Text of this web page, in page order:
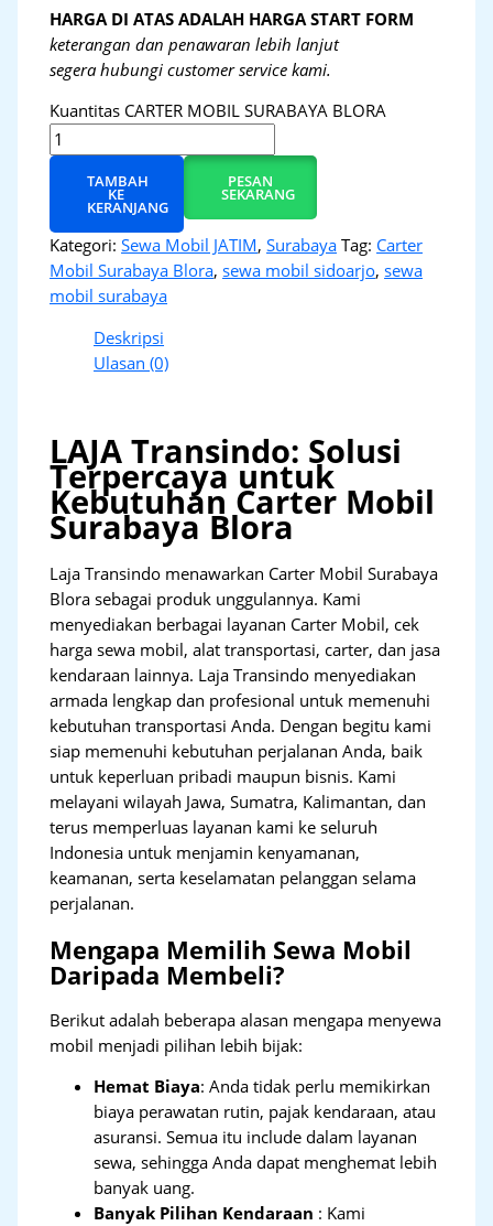
HARGA DI ATAS ADALAH HARGA START FORM
keterangan dan penawaran lebih lanjut
segera hubungi customer service kami.
Kuantitas CARTER MOBIL SURABAYA BLORA
TAMBAH
KE
KERANJANG
PESAN
SEKARANG
Kategori:Sewa Mobil JATIM,Surabaya Tag: Carter
Mobil Surabaya Blora,sewa mobil sidoarjo,sewa
mobil surabaya
Deskripsi
Ulasan (0)
LAJA Transindo: Solusi
Terpercaya untuk
Kebutuhan Carter Mobil
Surabaya Blora
Laja Transindo menawarkan Carter Mobil Surabaya
Blora sebagai produk unggulannya. Kami
menyediakan berbagai layanan Carter Mobil, cek
harga sewa mobil, alat transportasi, carter, dan jasa
kendaraan lainnya. Laja Transindo menyediakan
armada lengkap dan profesional untuk memenuhi
kebutuhan transportasi Anda. Dengan begitu kami
siap memenuhi kebutuhan perjalanan Anda, baik
untuk keperluan pribadi maupun bisnis. Kami
melayani wilayah Jawa, Sumatra, Kalimantan, dan
terus memperluas layanan kami ke seluruh
Indonesia untuk menjamin kenyamanan,
keamanan, serta keselamatan pelanggan selama
perjalanan.
Mengapa Memilih Sewa Mobil
Daripada Membeli?
Berikut adalah beberapa alasan mengapa menyewa
mobil menjadi pilihan lebih bijak:
Hemat Biaya: Anda tidak perlu memikirkan
biaya perawatan rutin, pajak kendaraan, atau
asuransi. Semua itu include dalam layanan
sewa, sehingga Anda dapat menghemat lebih
banyak uang.
Banyak Pilihan Kendaraan : Kami